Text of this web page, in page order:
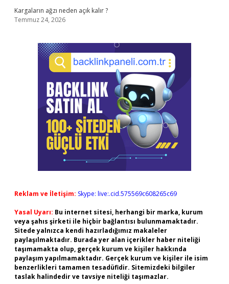
Kargaların ağzı neden açık kalır ?
Temmuz 24, 2026
Reklam ve İletişim: Skype: live:.cid.575569c608265c69
Yasal Uyarı: Bu internet sitesi, herhangi bir marka, kurum
veya şahıs şirketi ile hiçbir bağlantısı bulunmamaktadır.
Sitede yalnızca kendi hazırladığımız makaleler
paylaşılmaktadır. Burada yer alan içerikler haber niteliği
taşımamakta olup, gerçek kurum ve kişiler hakkında
paylaşım yapılmamaktadır. Gerçek kurum ve kişiler ile isim
benzerlikleri tamamen tesadüfidir. Sitemizdeki bilgiler
taslak halindedir ve tavsiye niteliği taşımazlar.